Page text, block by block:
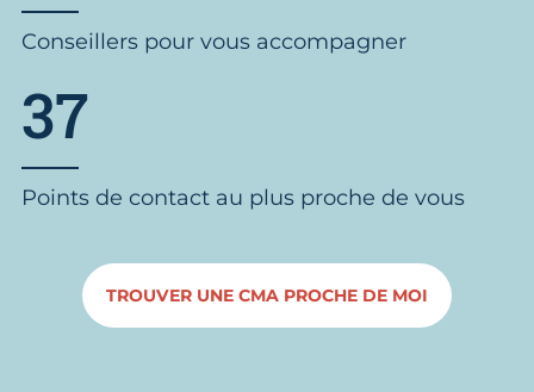
Conseillers pour vous accompagner
37
Points de contact au plus proche de vous
TROUVER UNE CMA PROCHE DE MOI